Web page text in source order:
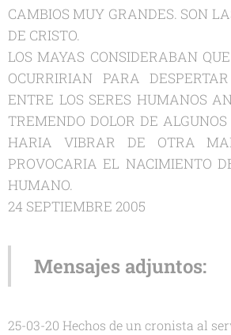
CAMBIOS MUY GRANDES. SON
DE CRISTO.
LOS MAYAS CONSIDERABAN
OCURRIRIAN PARA
ENTRE LOS SERES HUMANOS
TREMENDO DOLOR DE
HARIA VIBRAR DE OTRA
PROVOCARIA EL NACIMIENTO
HUMANO.
24 SEPTIEMBRE 2005
Mensajes adjuntos:
25-03-20 Hechos de un cronista al